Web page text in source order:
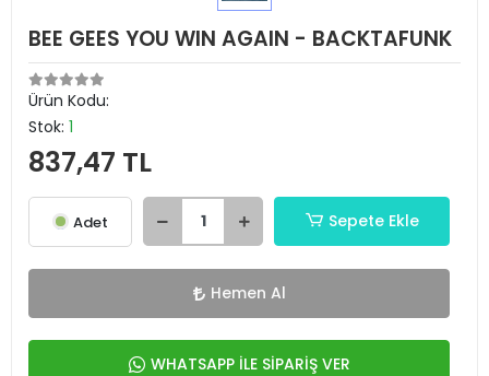
BEE GEES YOU WIN AGAIN - BACKTAFUNK
Ürün Kodu:
Stok: 1
837,47 TL
Adet Sepete Ekle
Hemen Al
WHATSAPP İLE SİPARİŞ VER